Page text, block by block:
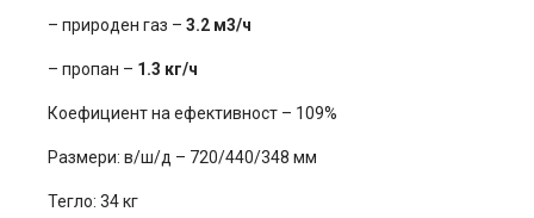
– природен газ – 3.2 м3/ч
– пропан – 1.3 кг/ч
Коефициент на ефективност – 109%
Размери: в/ш/д – 720/440/348 мм
Тегло: 34 кг